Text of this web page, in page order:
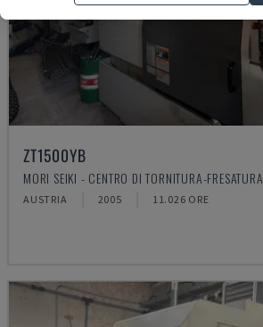
ZT1500YB
MORI SEIKI - CENTRO DI TORNITURA-FRESATURA
AUSTRIA 2005 11.026 ORE